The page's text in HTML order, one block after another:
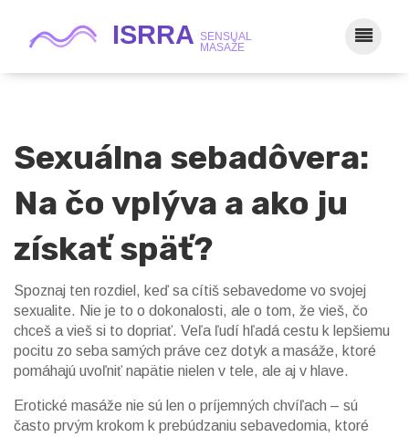
Sexuálna sebadôvera:
Na čo vplýva a ako ju
získať späť?
Spoznaj ten rozdiel, keď sa cítiš sebavedome vo svojej
sexualite. Nie je to o dokonalosti, ale o tom, že vieš, čo
chceš a vieš si to dopriať. Veľa ľudí hľadá cestu k lepšiemu
pocitu zo seba samých práve cez dotyk a masáže, ktoré
pomáhajú uvoľniť napätie nielen v tele, ale aj v hlave.
Erotické masáže nie sú len o príjemných chvíľach – sú
často prvým krokom k prebúdzaniu sebavedomia, ktoré